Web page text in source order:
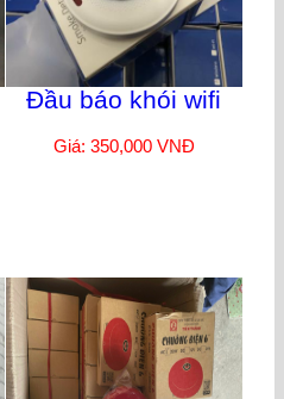
Đầu báo khói wifi
Giá: 350,000 VNĐ